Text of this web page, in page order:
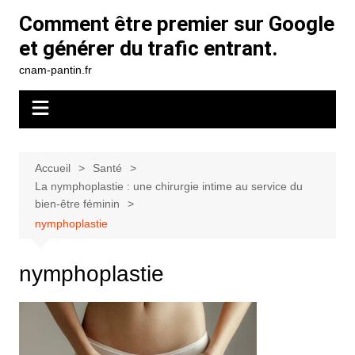
contenu
Comment être premier sur Google
et générer du trafic entrant.
cnam-pantin.fr
Accueil
Santé
La nymphoplastie : une chirurgie intime au service du
bien-être féminin
nymphoplastie
nymphoplastie